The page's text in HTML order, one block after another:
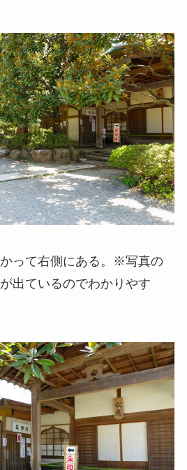
って右側にある。※写真の
出ているのでわかりやす